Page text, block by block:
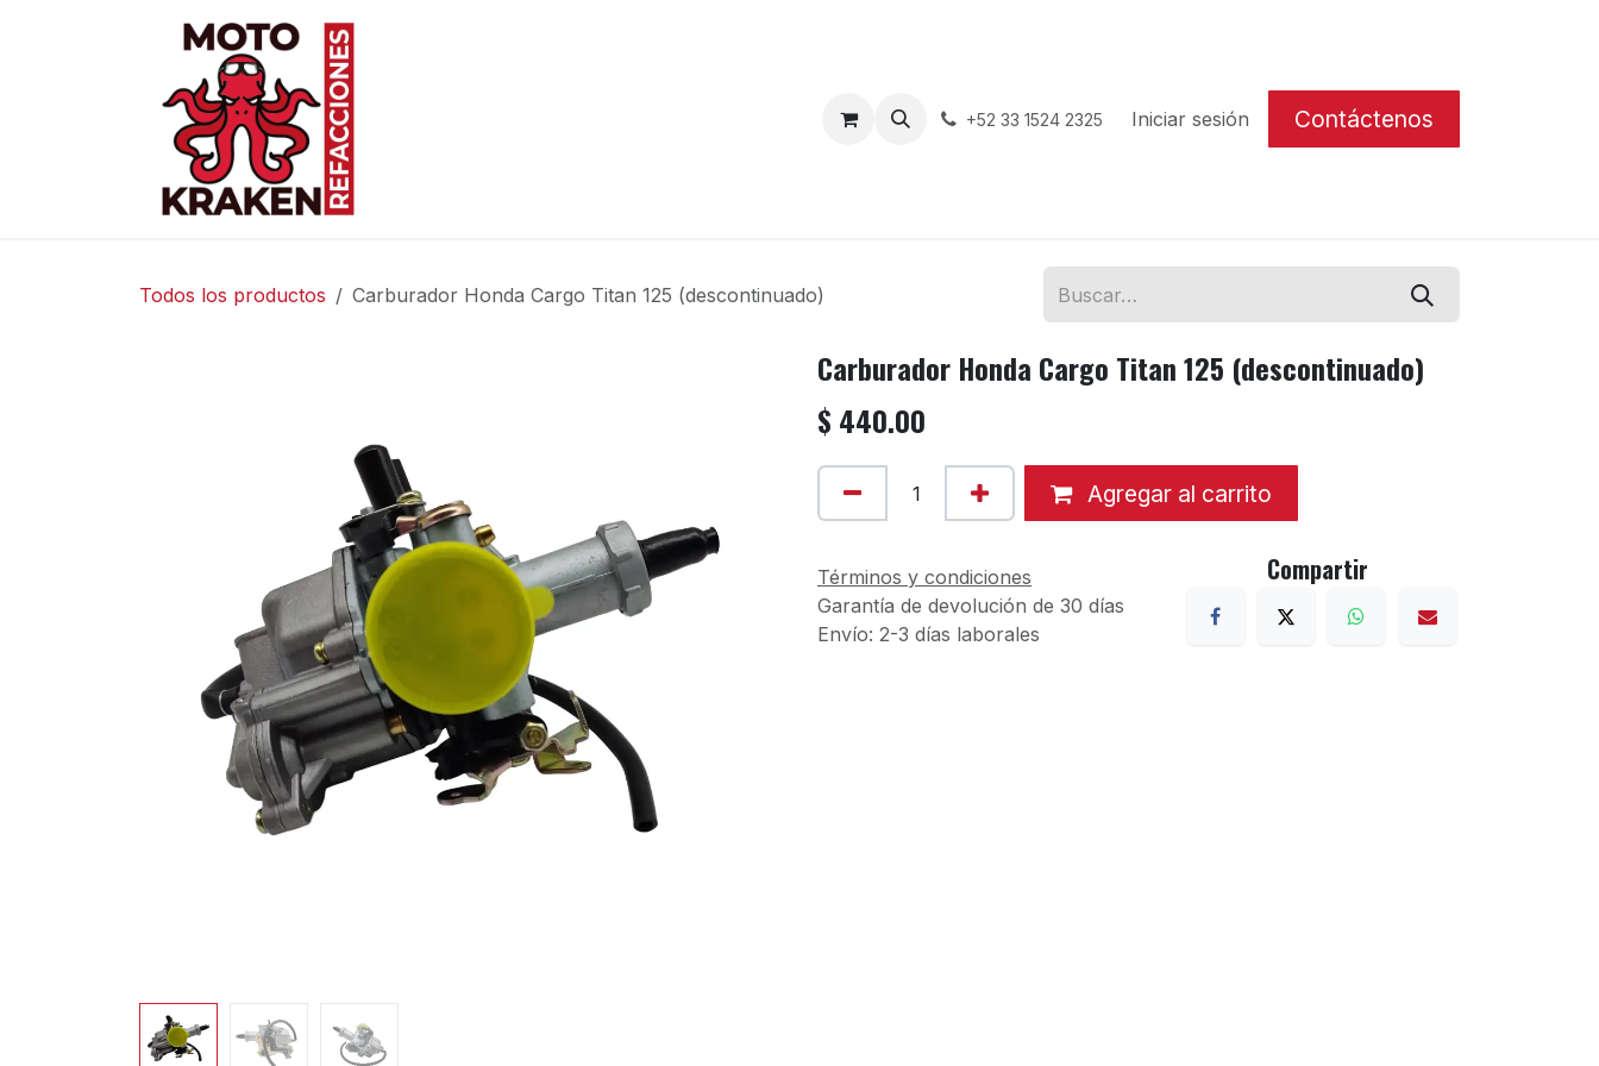
Contáctenos+52 33 1524 2325 Iniciar sesión Contáctenos
Todos los productos Carburador Honda Cargo Titan 125 (descontinuado)
Carburador Honda Cargo Titan 125 (descontinuado)
$ 440.00
Agregar al carrito
Términos y condiciones
Garantía de devolución de 30 días
Envío: 2-3 días laborales
Compartir